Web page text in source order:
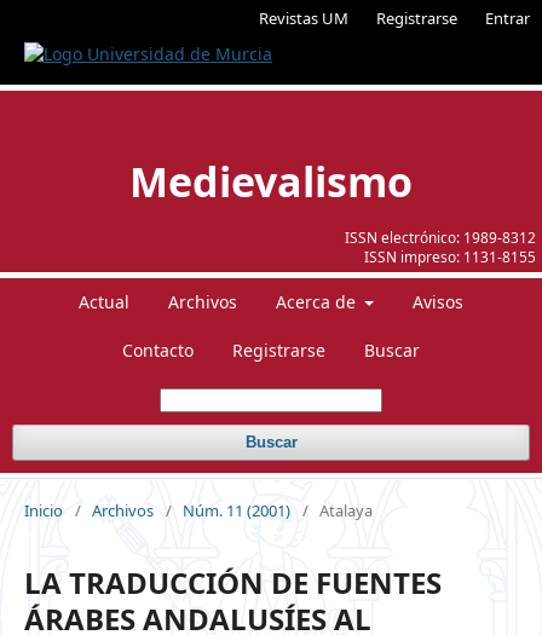
Revistas UM Registrarse Entrar
ISSN electrónico: 1989-8312
ISSN impreso: 1131-8155
Medievalismo
Actual Archivos Acerca de Avisos
Contacto Registrarse Buscar
Buscar
Inicio / Archivos / Núm. 11 (2001) / Atalaya
LA TRADUCCIÓN DE FUENTES
ÁRABES ANDALUSÍES AL